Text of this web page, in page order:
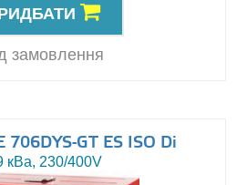
замовлення
706DYS-GT ES ISO Di
кВа, 230/400V